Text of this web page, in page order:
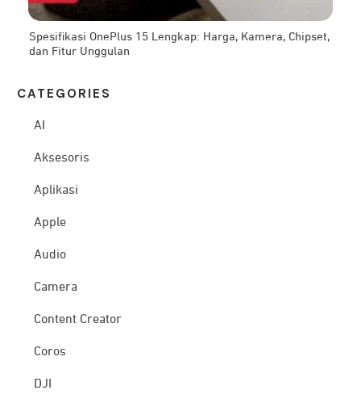
Spesifikasi OnePlus 15 Lengkap: Harga, Kamera, Chipset,
dan Fitur Unggulan
CATEG ORIES
AI
Aksesoris
Aplikasi
Apple
Audio
Camera
Content Creator
Coros
DJI